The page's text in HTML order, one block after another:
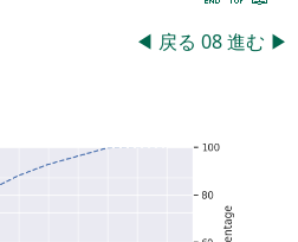
◀ 戻る 08進む ▶